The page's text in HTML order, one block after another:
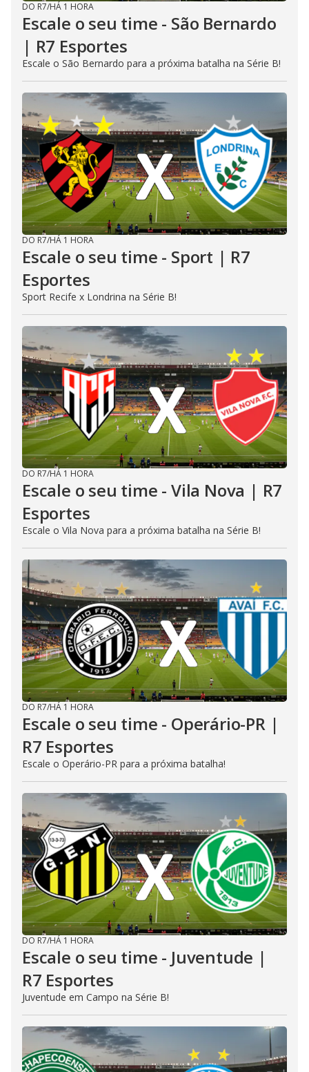
DO R7/HÁ 1 HORA
Escale o seu time - São Bernardo
| R7 Esportes
Escale o São Bernardo para a próxima batalha na Série B!
DO R7/HÁ 1 HORA
Escale o seu time - Sport | R7
Esportes
Sport Recife x Londrina na Série B!
DO R7/HÁ 1 HORA
Escale o seu time - Vila Nova | R7
Esportes
Escale o Vila Nova para a próxima batalha na Série B!
DO R7/HÁ 1 HORA
Escale o seu time - Operário-PR |
R7 Esportes
Escale o Operário-PR para a próxima batalha!
DO R7/HÁ 1 HORA
Escale o seu time - Juventude |
R7 Esportes
Juventude em Campo na Série B!